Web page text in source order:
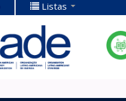
Listas